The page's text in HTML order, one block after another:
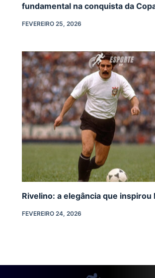
fundamental na conquista da
FEVEREIRO 25, 2026
Rivelino: a elegância que inspirou
FEVEREIRO 24, 2026